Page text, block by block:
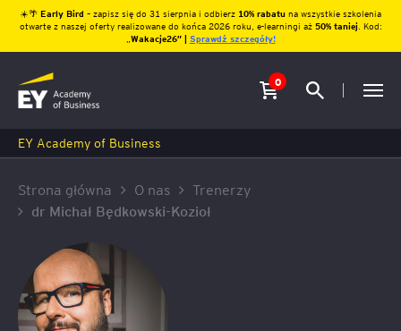
☀️🌴 Early Bird – zapisz się do 31 sierpnia i odbierz10% rabatu na wszystkie szkolenia
otwarte z naszej oferty realizowane do końca 2026 roku, e-learningi aż 50% taniej. Kod:
Wakacje26″ | Sprawdź szczegóły!
0
EY Academy of Business
Strona główna O nas
Trenerzy
dr Michał Będkowski-Kozioł